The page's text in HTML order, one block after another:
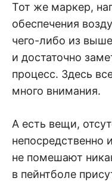
Тот же маркер,
обеспечения
чего-либо из
и достаточно
процесс. Здесь
много внимания.
А есть вещи,
непосредственно
не помешают
в пейнтболе